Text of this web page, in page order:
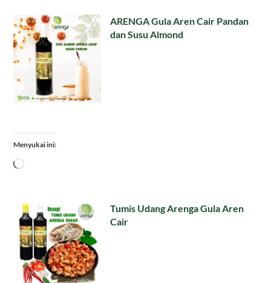
ARENGA Gula Aren Cair Pandan
dan Susu Almond
Menyukai ini:
Memuat...
Tumis Udang Arenga Gula Aren
Cair